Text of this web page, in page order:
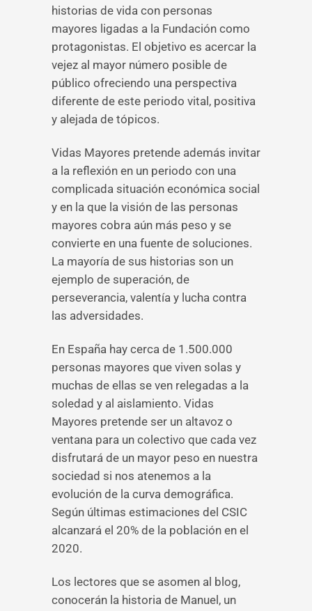
historias de vida con personas
mayores ligadas a la Fundación como
protagonistas. El objetivo es acercar la
vejez al mayor número posible de
público ofreciendo una perspectiva
diferente de este periodo vital, positiva
y alejada de tópicos.
Vidas Mayores pretende además invitar
a la reflexión en un periodo con una
complicada situación económica social
y en la que la visión de las personas
mayores cobra aún más peso y se
convierte en una fuente de soluciones.
La mayoría de sus historias son un
ejemplo de superación, de
perseverancia, valentía y lucha contra
las adversidades.
En España hay cerca de 1.500.000
personas mayores que viven solas y
muchas de ellas se ven relegadas a la
soledad y al aislamiento. Vidas
Mayores pretende ser un altavoz o
ventana para un colectivo que cada vez
disfrutará de un mayor peso en nuestra
sociedad si nos atenemos a la
evolución de la curva demográfica.
Según últimas estimaciones del CSIC
alcanzará el 20% de la población en el
2020.
Los lectores que se asomen al blog,
conocerán la historia de Manuel, un